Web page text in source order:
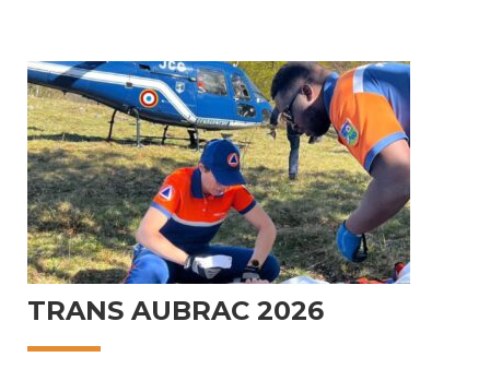
les évacuations. Au total, plus d’une dizaine d’équipes étaient
mobilisées tout au long du parcours.
13 mai 2026
TRANS AUBRAC 2026